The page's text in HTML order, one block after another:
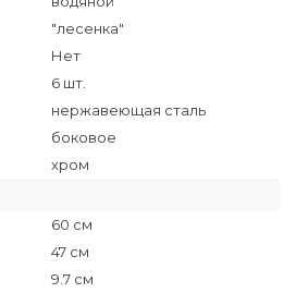
"лесенка"
Нет
6 шт.
нержавеющая сталь
боковое
хром
60 см
47 см
9.7 см